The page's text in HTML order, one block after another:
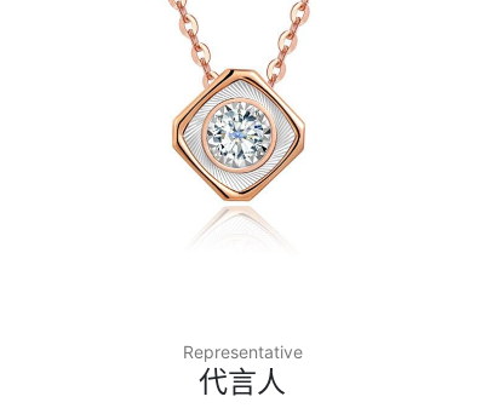
Representative
代言人